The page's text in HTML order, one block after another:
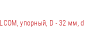
упорный, D - 32 мм, d